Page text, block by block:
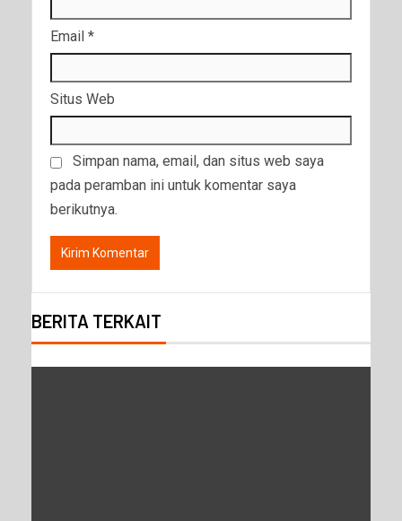
Email *
Situs Web
Simpan nama, email, dan situs web saya
pada peramban ini untuk komentar saya
berikutnya.
BERITA TERKAIT